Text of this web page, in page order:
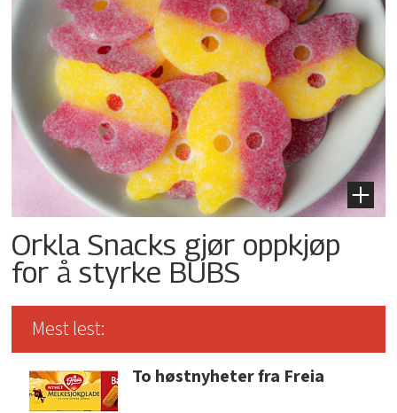
Orkla Snacks gjør oppkjøp
for å styrke BUBS
Mest lest:
To høstnyheter fra Freia